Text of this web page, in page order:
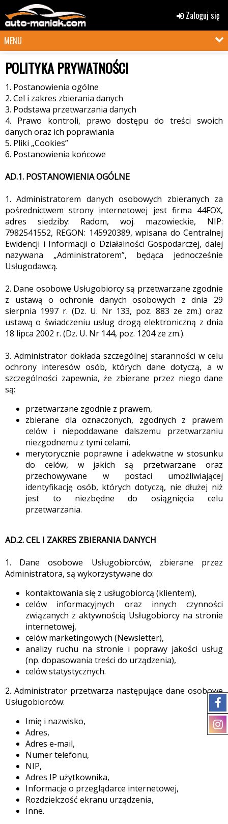
Zaloguj się
MENU
POLITYKA PRYWATNOŚCI
1. Postanowienia ogólne
2. Cel i zakres zbierania danych
3. Podstawa przetwarzania danych
4. Prawo kontroli, prawo dostępu do treści swoich
danych oraz ich poprawiania
5. Pliki „Cookies”
6. Postanowienia końcowe
AD.1. POSTANOWIENIA OGÓLNE
1. Administratorem danych osobowych zbieranych za
pośrednictwem strony internetowej jest firma 44FOX,
adres siedziby: Radom, woj. mazowieckie, NIP:
7982541552, REGON: 145920389, wpisana do Centralnej
Ewidencji i Informacji o Działalności Gospodarczej, dalej
nazywana „Administratorem”, będąca jednocześnie
Usługodawcą.
2. Dane osobowe Usługobiorcy są przetwarzane zgodnie
z ustawą o ochronie danych osobowych z dnia 29
sierpnia 1997 r. (Dz. U. Nr 133, poz. 883 ze zm.) oraz
ustawą o świadczeniu usług drogą elektroniczną z dnia
18 lipca 2002 r. (Dz. U. Nr 144, poz. 1204 ze zm.).
3. Administrator dokłada szczególnej staranności w celu
ochrony interesów osób, których dane dotyczą, a w
szczególności zapewnia, że zbierane przez niego dane
są:
przetwarzane zgodnie z prawem,
zbierane dla oznaczonych, zgodnych z prawem
celów i niepoddawane dalszemu przetwarzaniu
niezgodnemu z tymi celami,
merytorycznie poprawne i adekwatne w stosunku
do celów, w jakich są przetwarzane oraz
przechowywane w postaci umożliwiającej
identyfikację osób, których dotyczą, nie dłużej niż
jest to niezbędne do osiągnięcia celu
przetwarzania.
AD.2. CEL I ZAKRES ZBIERANIA DANYCH
1. Dane osobowe Usługobiorców, zbierane przez
Administratora, są wykorzystywane do:
kontaktowania się z usługobiorcą (klientem),
celów informacyjnych oraz innych czynności
związanych z aktywnością Usługobiorcy na stronie
internetowej,
celów marketingowych (Newsletter),
analizy ruchu na stronie i poprawy jakości usług
(np. dopasowania treści do urządzenia),
celów statystycznych.
2. Administrator przetwarza następujące dane osobowe
Usługobiorców:
Imię i nazwisko,
Adres,
Adres e-mail,
Numer telefonu,
NIP,
Adres IP użytkownika,
Informacje o przeglądarce internetowej,
Rozdzielczość ekranu urządzenia,
Inne.